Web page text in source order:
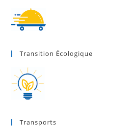
Transition Écologique
Transports